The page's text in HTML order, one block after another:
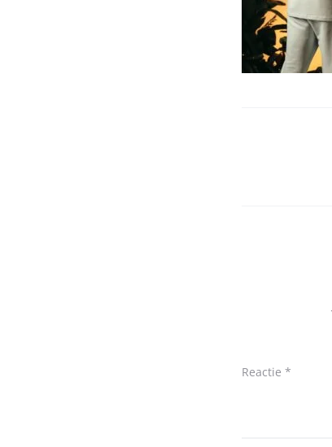
Reactie *